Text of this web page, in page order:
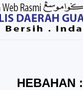
HEBAHAN